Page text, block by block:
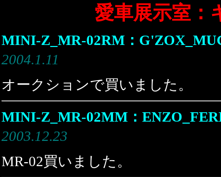
愛車展示室：
MINI-Z_MR-02RM：
2004.1.11
オークションで買いました。
MINI-Z_MR-02MM：
2003.12.23
MR-02買いました。